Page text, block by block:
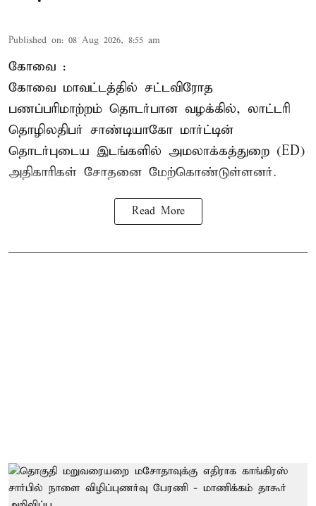
Published on: 08 Aug 2026, 8:55 am
கோவை :
கோவை மாவட்டத்தில் சட்டவிரோத
பணப்பரிமாற்றம் தொடர்பான வழக்கில், லாட்டரி
தொழிலதிபர் சாண்டியாகோ மார்ட்டின்
தொடர்புடைய இடங்களில் அமலாக்கத்துறை (ED)
அதிகாரிகள் சோதனை மேற்கொண்டுள்ளனர்.
Read More